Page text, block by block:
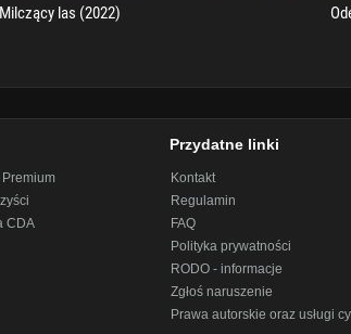
Milczący las (2022)
CDA
Przydatne linki
Kontakt
Regulamin
FAQ
Polityka prywatności
RODO - informacje
Zgłoś naruszenie
Prawa autorskie oraz usługi